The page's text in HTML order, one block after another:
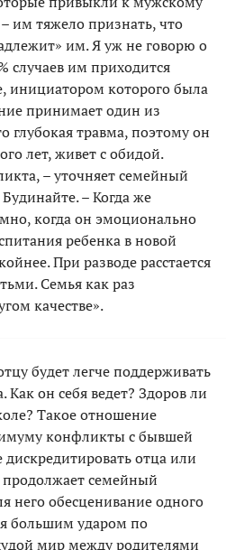
им тяжело признать, что
им. Я уж не говорю о
случаев им приходится
инициатором которого была
принимает один из
глубокая травма, поэтому он
лет, живет с обидой.
– уточняет семейный
– Когда же
когда он эмоционально
ребенка в новой
При разводе расстается
Семья как раз
качестве».
будет легче поддерживать
Как он себя ведет? Здоров ли
Такое отношение
конфликты с бывшей
отца или
продолжает семейный
него обесценивание одного
большим ударом по
мир между родителями